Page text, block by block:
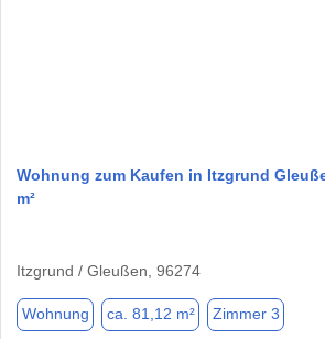
Wohnung zum Kaufen in Itzgrund
m²
Itzgrund / Gleußen, 96274
Wohnung ca. 81,12 m² Zimmer 3